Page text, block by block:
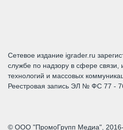
Сетевое издание igrader.ru
службе по надзору в сфере
технологий и массовых
Реестровая запись ЭЛ № ФС 77 -
© ООО "ПромоГрупп Медиа",